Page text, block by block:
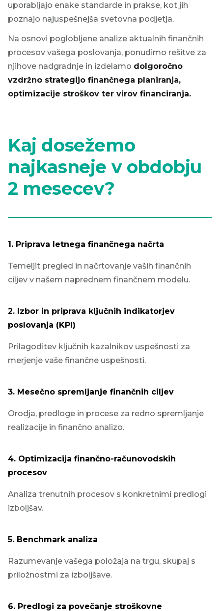
uporabljajo enake standarde in prakse, kot jih
poznajo najuspešnejša svetovna podjetja.
Na osnovi poglobljene analize aktualnih finančnih
procesov vašega poslovanja, ponudimo rešitve za
njihove nadgradnje in izdelamo dolgoročno
vzdržno strategijo finančnega planiranja,
optimizacije stroškov ter virov financiranja.
Kaj dosežemo
najkasneje v obdobju
2 mesecev?
1. Priprava letnega finančnega načrta
Temeljit pregled in načrtovanje vaših finančnih
ciljev v našem naprednem finančnem modelu.
2. Izbor in priprava ključnih indikatorjev
poslovanja (KPI)
Prilagoditev ključnih kazalnikov uspešnosti za
merjenje vaše finančne uspešnosti.
3. Mesečno spremljanje finančnih ciljev
Orodja, predloge in procese za redno spremljanje
realizacije in finančno analizo.
4. Optimizacija finančno-računovodskih
procesov
Analiza trenutnih procesov s konkretnimi predlogi
izboljšav.
5. Benchmark analiza
Razumevanje vašega položaja na trgu, skupaj s
priložnostmi za izboljšave.
6. Predlogi za povečanje stroškovne